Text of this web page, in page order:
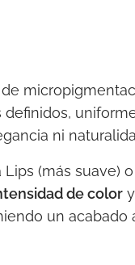
definidos,
ni
(más suave)
de color
un acabado